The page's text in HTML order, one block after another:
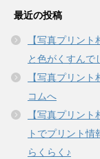
最近の投稿
【写真プリン
と色がくすんで
【写真プリン
コムへ
【写真プリン
トでプリント
らくらく♪